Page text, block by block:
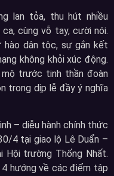
lan tỏa, thu hút nhiều
cùng vỗ tay, cười nói.
hào dân tộc, sự gắn kết
không khỏi xúc động.
trước tinh thần đoàn
trong dịp lễ đầy ý nghĩa
– diễu hành chính thức
4 tại giao lộ Lê Duẩn –
Hội trường Thống Nhất.
hướng về các điểm tập